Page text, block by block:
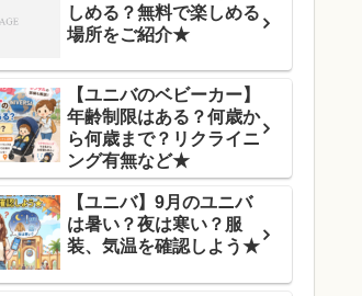
しめる？無料で楽しめる
場所をご紹介★
【ユニバのベビーカー】
年齢制限はある？何歳か
ら何歳まで？リクライニ
ング有無など★
【ユニバ】9月のユニバ
は暑い？夜は寒い？服
装、気温を確認しよう★